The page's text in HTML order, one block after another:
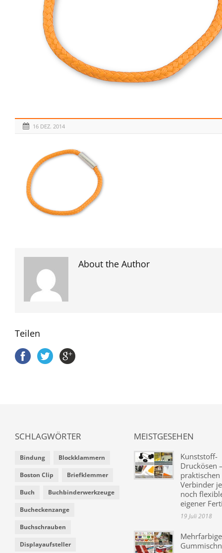
16 DEZ. 2014
About the Author
Teilen
SCHLAGWÖRTER
Bindung Blockklammern
Boston Clip Briefklemmer
Buch Buchbinderwerkzeuge
Bucheckenzange
Buchschrauben
Displayaufsteller
MEISTGESEHEN
Kunststoff-
Druckösen
praktischen
Verbinder
noch
eigener
19 Juli 2018
Mehrfarbige